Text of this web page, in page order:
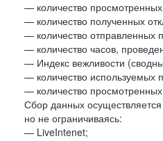
— количество
— количество полученных
— количество отправленных
— количество часов,
— Индекс вежливости
— количество используемых
— количество просмотренных
Сбор данных
но не ограничиваясь:
— LiveIntenet;